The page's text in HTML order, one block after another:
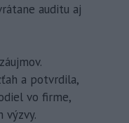
auditu aj
a potvrdila,
vo firme,
výzvy.